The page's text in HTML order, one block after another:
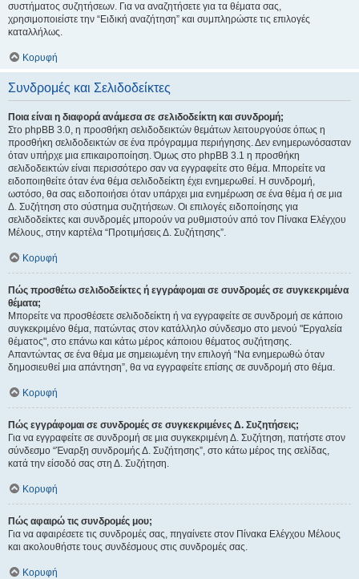
συστήματος συζητήσεων. Για να αναζητήσετε για τα θέματα σας,
χρησιμοποιείστε την “Ειδική αναζήτηση” και συμπληρώστε τις επιλογές
καταλλήλως.
Κορυφή
Συνδρομές και Σελιδοδείκτες
Ποια είναι η διαφορά ανάμεσα σε σελιδοδείκτη και συνδρομή;
Στο phpBB 3.0, η προσθήκη σελιδοδεικτών θεμάτων λειτουργούσε όπως η
προσθήκη σελιδοδεικτών σε ένα πρόγραμμα περιήγησης. Δεν ενημερωνόσασταν
όταν υπήρχε μια επικαιροποίηση. Όμως στο phpBB 3.1 η προσθήκη
σελιδοδεικτών είναι περισσότερο σαν να εγγραφείτε στο θέμα. Μπορείτε να
ειδοποιηθείτε όταν ένα θέμα σελιδοδείκτη έχει ενημερωθεί. Η συνδρομή,
ωστόσο, θα σας ειδοποιήσει όταν υπάρχει μια ενημέρωση σε ένα θέμα ή σε μια
Δ. Συζήτηση στο σύστημα συζητήσεων. Οι επιλογές ειδοποίησης για
σελιδοδείκτες και συνδρομές μπορούν να ρυθμιστούν από τον Πίνακα Ελέγχου
Μέλους, στην καρτέλα “Προτιμήσεις Δ. Συζήτησης”.
Κορυφή
Πώς προσθέτω σελιδοδείκτες ή εγγράφομαι σε συνδρομές σε συγκεκριμένα
θέματα;
Μπορείτε να προσθέσετε σελιδοδείκτη ή να εγγραφείτε σε συνδρομή σε κάποιο
συγκεκριμένο θέμα, πατώντας στον κατάλληλο σύνδεσμο στο μενού "Εργαλεία
θέματος", στο επάνω και κάτω μέρος κάποιου θέματος συζήτησης.
Απαντώντας σε ένα θέμα με σημειωμένη την επιλογή “Να ενημερωθώ όταν
δημοσιευθεί μια απάντηση”, θα να εγγραφείτε επίσης σε συνδρομή στο θέμα.
Κορυφή
Πώς εγγράφομαι σε συνδρομές σε συγκεκριμένες Δ. Συζητήσεις;
Για να εγγραφείτε σε συνδρομή σε μια συγκεκριμένη Δ. Συζήτηση, πατήστε στον
σύνδεσμο “Έναρξη συνδρομής Δ. Συζήτησης”, στο κάτω μέρος της σελίδας,
κατά την είσοδό σας στη Δ. Συζήτηση.
Κορυφή
Πώς αφαιρώ τις συνδρομές μου;
Για να αφαιρέσετε τις συνδρομές σας, πηγαίνετε στον Πίνακα Ελέγχου Μέλους
και ακολουθήστε τους συνδέσμους στις συνδρομές σας.
Κορυφή